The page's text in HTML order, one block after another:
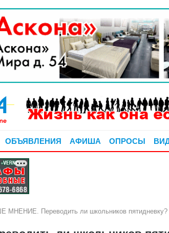
ОБЪЯВЛЕНИЯ АФИША ОПРОСЫ
МНЕНИЕ. Переводить ли школьников пятидневку?